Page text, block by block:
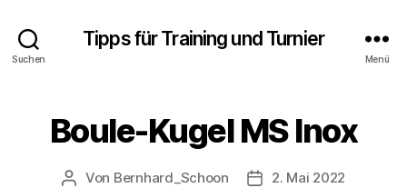
Suchen
Tipps für Training und Turnier
Menü
Boule-Kugel MS Inox
Beitragsautor
Von Bernhard_Schoon
2. Mai 2022